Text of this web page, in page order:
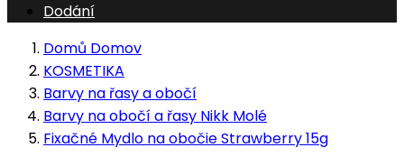
Dodání
Domů Domov
KOSMETIKA
Barvy na řasy a obočí
Barvy na obočí a řasy Nikk Molé
Fixačné Mydlo na obočie Strawberry 15g